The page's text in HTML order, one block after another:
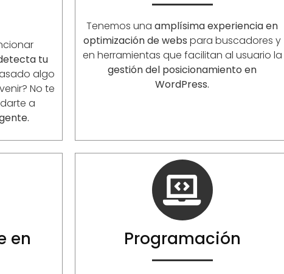
tu
algo
No te
a
Tenemos unaamplísima experiencia en
optimización de webs para buscadores y
en herramientas que facilitan al usuario la
gestión del posicionamiento en
WordPress.
en
Programación